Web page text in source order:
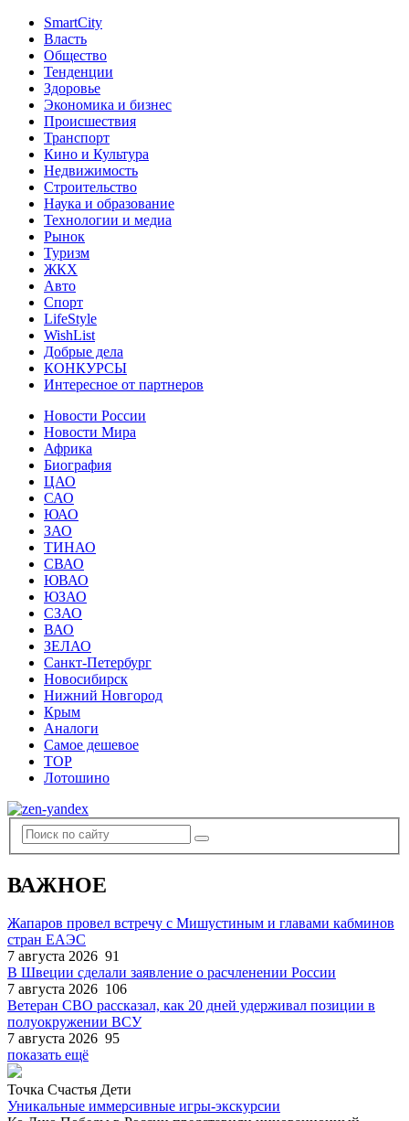
SmartCity
Власть
Общество
Тенденции
Здоровье
Экономика и бизнес
Происшествия
Транспорт
Кино и Культура
Недвижимость
Строительство
Наука и образование
Технологии и медиа
Рынок
Туризм
ЖКХ
Авто
Спорт
LifeStyle
WishList
Добрые дела
КОНКУРСЫ
Интересное от партнеров
Новости России
Новости Мира
Африка
Биография
ЦАО
САО
ЮАО
ЗАО
ТИНАО
СВАО
ЮВАО
ЮЗАО
СЗАО
ВАО
ЗЕЛАО
Санкт-Петербург
Новосибирск
Нижний Новгород
Крым
Аналоги
Самое дешевое
TOP
Лотошино
ВАЖНОЕ
Жапаров провел встречу с Мишустиным и главами кабминов
стран ЕАЭС
7 августа 2026 91
В Швеции сделали заявление о расчленении России
7 августа 2026 106
Ветеран СВО рассказал, как 20 дней удерживал позиции в
полуокружении ВСУ
7 августа 2026 95
показать ещё
Точка Счастья Дети
Уникальные иммерсивные игры-экскурсии